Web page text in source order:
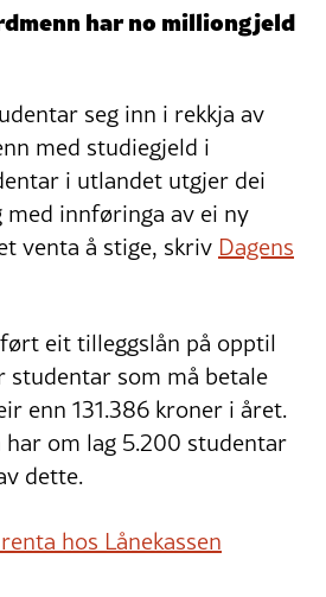
har no milliongjeld
seg inn i rekkja av
med studiegjeld i
i utlandet utgjer dei
med innføringa av ei ny
venta å stige, skriv Dagens
eit tilleggslån på opptil
studentar som må betale
enn 131.386 kroner i året.
har om lag 5.200 studentar
dette.
hos Lånekassen